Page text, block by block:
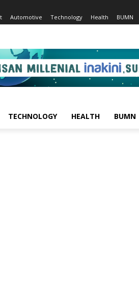
Automotive Technology Health BUMN
TECHNOLOGY HEALTH BUMN